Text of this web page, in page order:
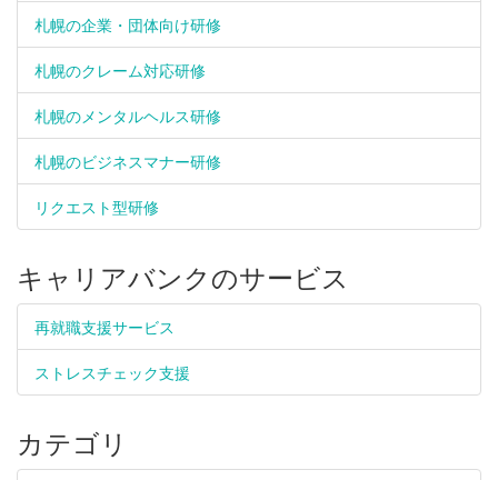
札幌の企業・団体向け研修
札幌のクレーム対応研修
札幌のメンタルヘルス研修
札幌のビジネスマナー研修
リクエスト型研修
キャリアバンクのサービス
再就職支援サービス
ストレスチェック支援
カテゴリ